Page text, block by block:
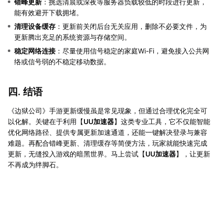
错峰更新 ：挑选清晨或深夜等服务器负载较低的时段进行更新，
能有效避开下载拥堵。
清理设备缓存 ：更新前关闭后台无关应用，删除不必要文件，为
更新腾出充足的系统资源与存储空间。
稳定网络连接 ：尽量使用信号稳定的家庭Wi-Fi，避免接入公共网
络或信号弱的不稳定移动数据。
四. 结语
《边狱公司》手游更新缓慢虽是常见现象，但通过合理优化完全可
以化解。关键在于利用【UU加速器】这类专业工具，它不仅能智能
优化网络路径、提供专属更新加速通道，还能一键解决登录与兼容
难题。再配合错峰更新、清理缓存等简便方法，玩家就能快速完成
更新，无缝投入游戏的暗黑世界。马上尝试【UU加速器】，让更新
不再成为绊脚石。